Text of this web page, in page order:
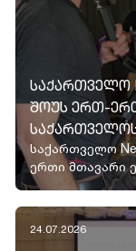
ᲡᲐᲥᲐᲠᲗᲕᲔᲚᲝ
ᲨᲝᲣᲡ ᲔᲠᲗ-
საქართველო
ერთი მთავარი
24.07.2026